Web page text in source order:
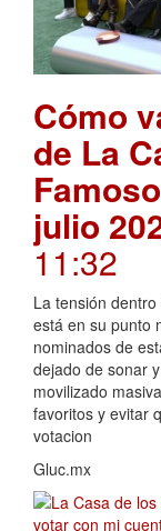
Cómo
de La
julio
11:32
La tensión
está en su punto
nominados de
dejado de sonar
movilizado
favoritos y evitar
votacion
Gluc.mx